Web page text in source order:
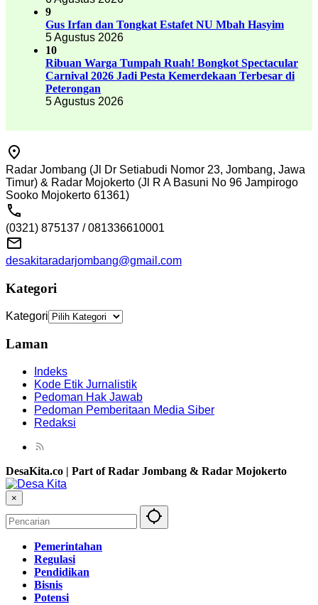
9
Gus Irfan dan Tongkat Estafet NU Mbah Hasyim
5 Agustus 2026
10
Ribuan Warga Tumpah Ruah! Bongkot Spectacular
Carnival 2026 Jadi Pesta Kemerdekaan Terbesar di
Peterongan
5 Agustus 2026
Radar Jombang (Jl Dr Setiabudi Nomor 23, Jombang, Jawa
Timur) & Radar Mojokerto (Jl R A Basuni No 96 Jampirogo
Sooko Mojokerto 61361)
(0321) 875137 / 081336610001
desakitaradarjombang@gmail.com
Kategori
Kategori
Laman
Indeks
Kode Etik Jurnalistik
Pedoman Hak Jawab
Pedoman Pemberitaan Media Siber
Redaksi
DesaKita.co | Part of Radar Jombang & Radar Mojokerto
×
Pemerintahan
Regulasi
Pendidikan
Bisnis
Potensi